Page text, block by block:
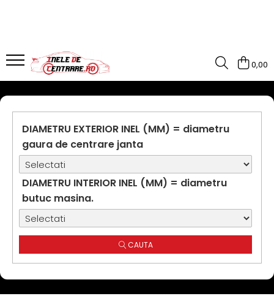
0,00
DIAMETRU EXTERIOR INEL (MM) = diametru
gaura de centrare janta
DIAMETRU INTERIOR INEL (MM) = diametru
butuc masina.
CAUTA